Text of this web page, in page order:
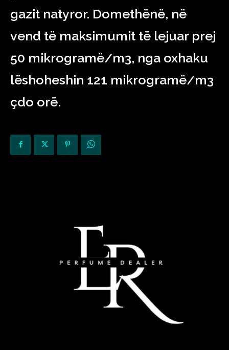
gazit natyror. Domethënë, në
vend të maksimumit të lejuar prej
50 mikrogramë/m3, nga oxhaku
lëshoheshin 121 mikrogramë/m3
çdo orë.